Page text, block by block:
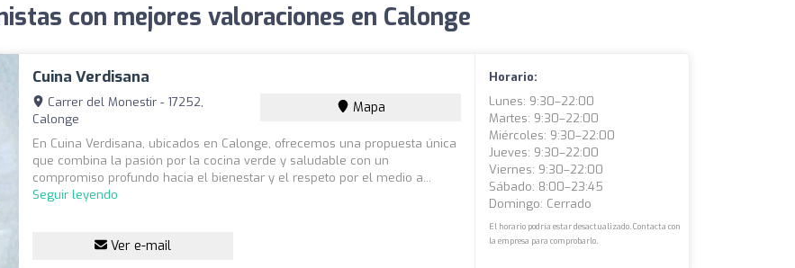
con mejores valoraciones en Calonge
Cuina Verdisana
Carrer del Monestir - 17252,
Calonge
Mapa
En Cuina Verdisana, ubicados en Calonge, ofrecemos una propuesta única
que combina la pasión por la cocina verde y saludable con un
compromiso profundo hacia el bienestar y el respeto por el medio a...
Seguir leyendo
Ver e-mail
Horario:
Lunes: 9:30–22:00
Martes: 9:30–22:00
Miércoles: 9:30–22:00
Jueves: 9:30–22:00
Viernes: 9:30–22:00
Sábado: 8:00–23:45
Domingo: Cerrado
El horario podría estar desactualizado. Contacta con
la empresa para comprobarlo.